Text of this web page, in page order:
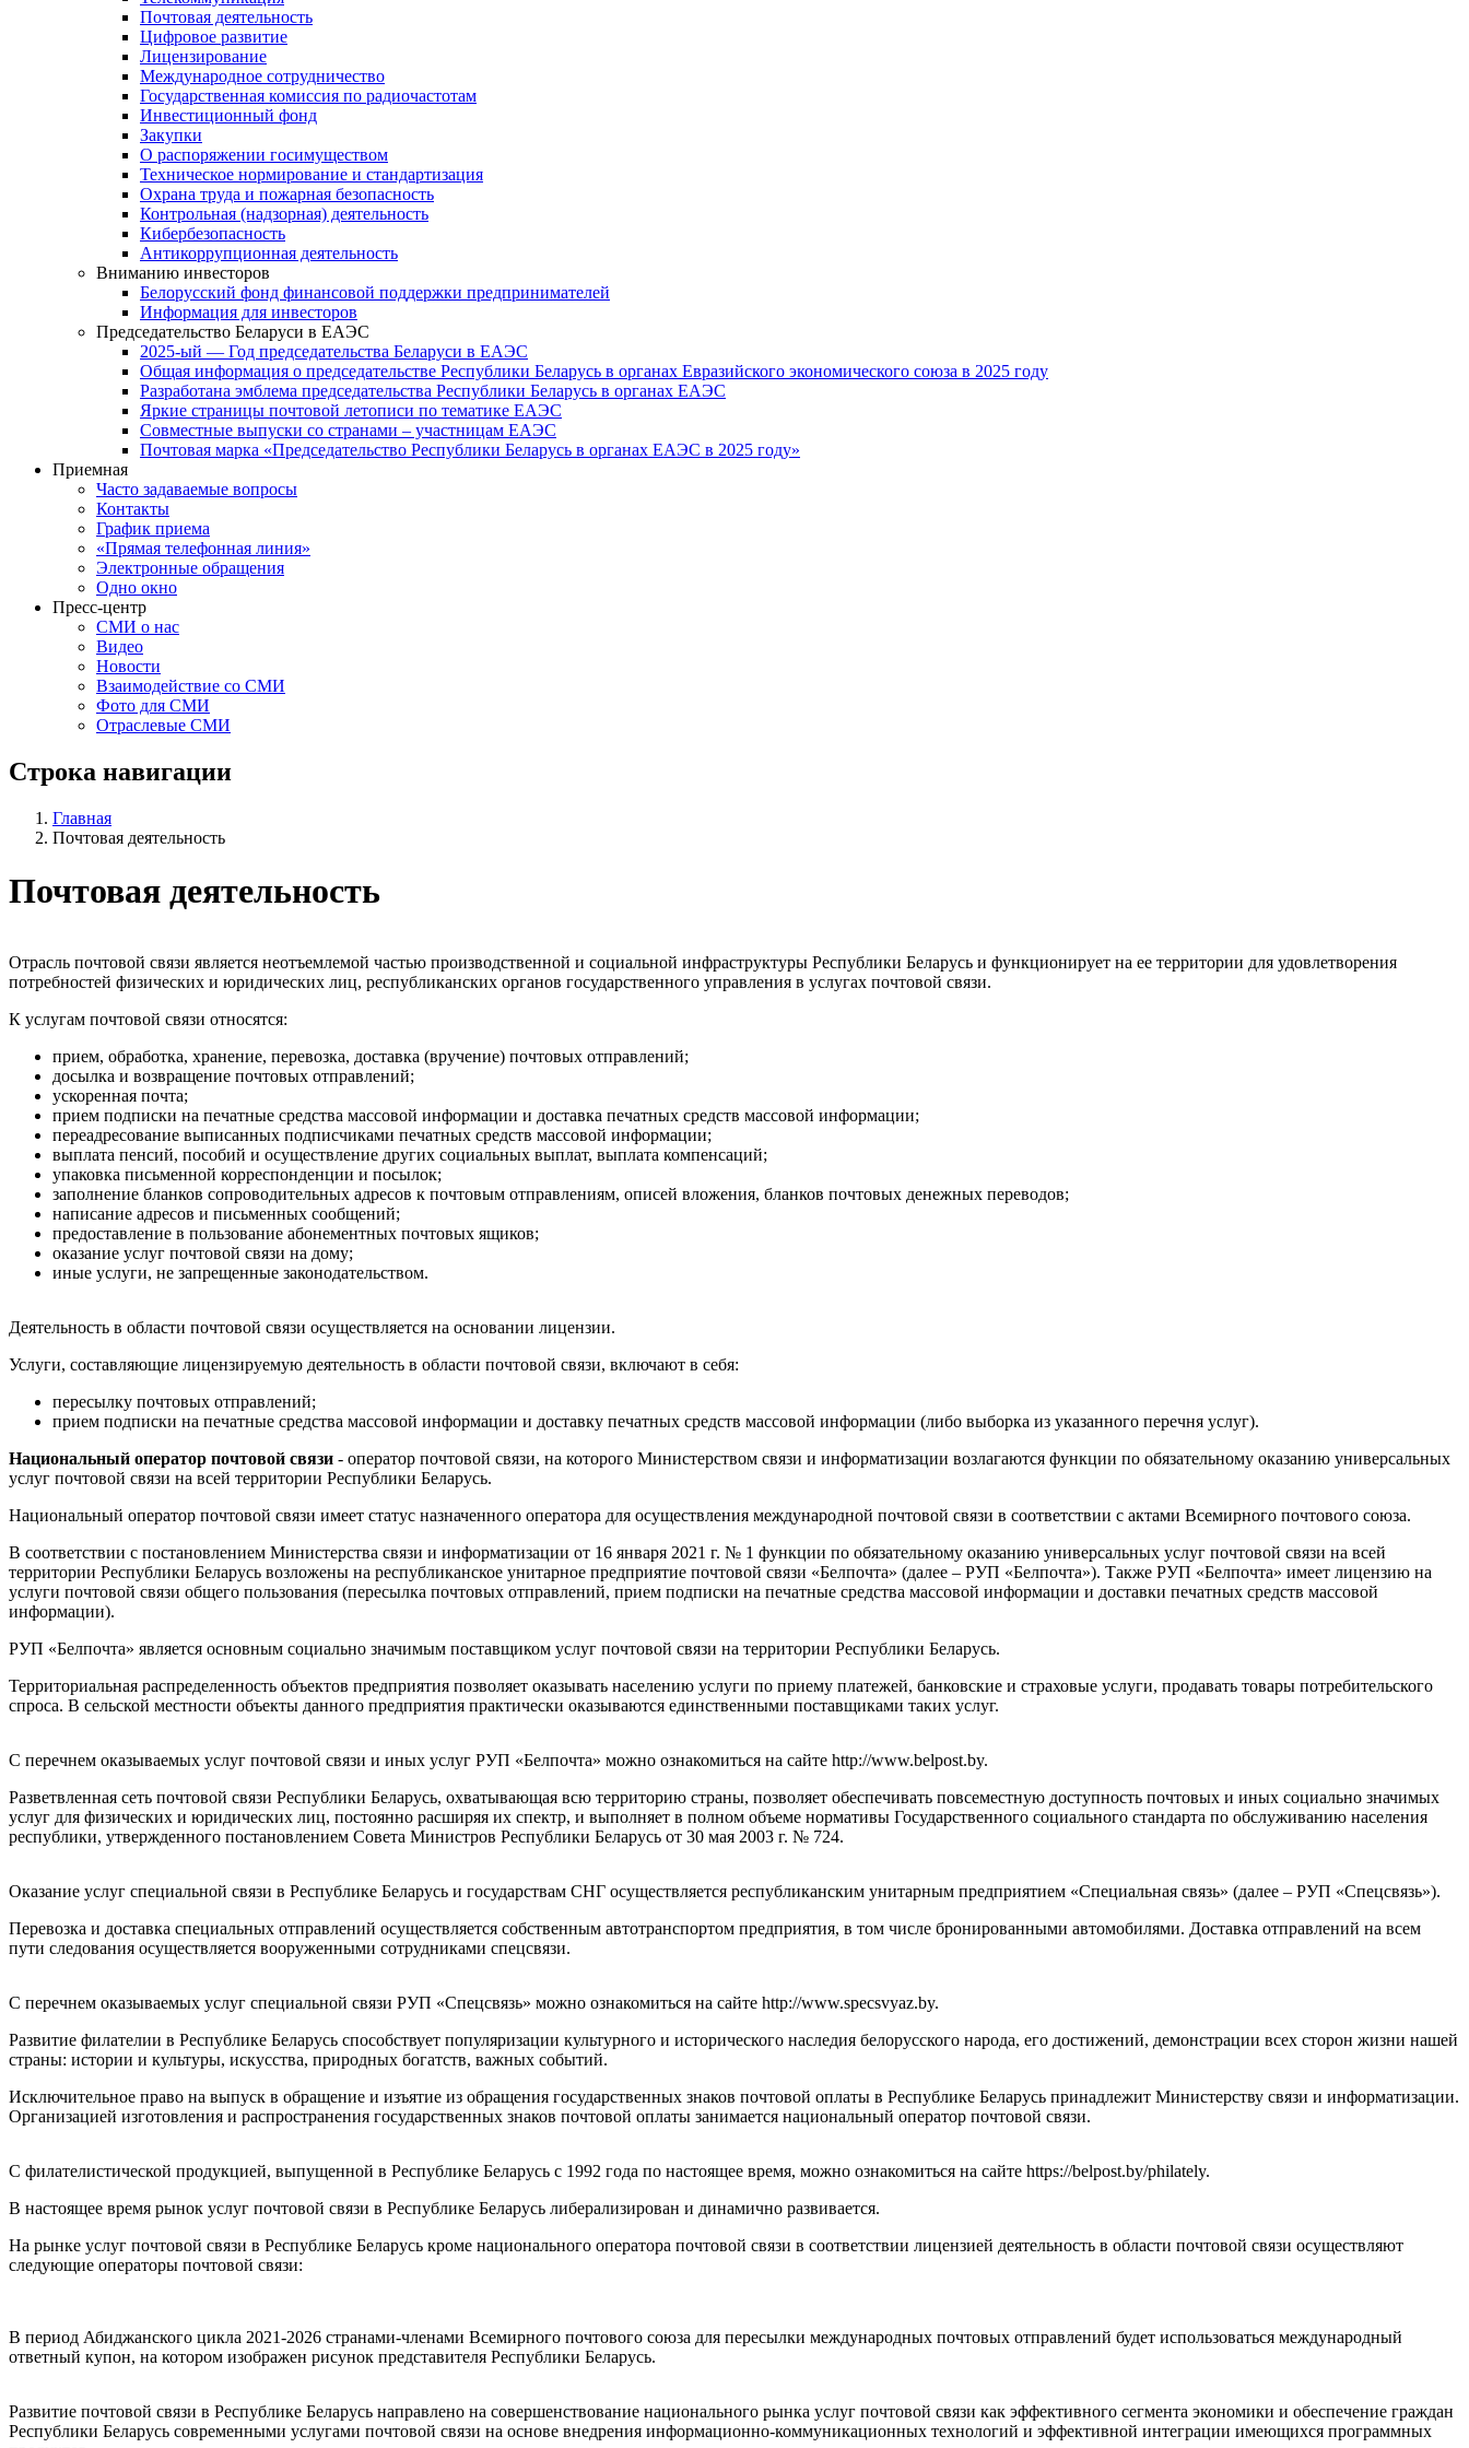
Почтовая деятельность
Цифровое развитие
Лицензирование
Международное сотрудничество
Государственная комиссия по радиочастотам
Инвестиционный фонд
Закупки
О распоряжении госимуществом
Техническое нормирование и стандартизация
Охрана труда и пожарная безопасность
Контрольная (надзорная) деятельность
Кибербезопасность
Антикоррупционная деятельность
Вниманию инвесторов
Белорусский фонд финансовой поддержки предпринимателей
Информация для инвесторов
Председательство Беларуси в ЕАЭС
2025-ый — Год председательства Беларуси в ЕАЭС
Общая информация о председательстве Республики Беларусь в органах Евразийского экономического союза в 2025 году
Разработана эмблема председательства Республики Беларусь в органах ЕАЭС
Яркие страницы почтовой летописи по тематике ЕАЭС
Совместные выпуски со странами – участницам ЕАЭС
Почтовая марка «Председательство Республики Беларусь в органах ЕАЭС в 2025 году»
Приемная
Часто задаваемые вопросы
Контакты
График приема
«Прямая телефонная линия»
Электронные обращения
Одно окно
Пресс-центр
СМИ о нас
Видео
Новости
Взаимодействие со СМИ
Фото для СМИ
Отраслевые СМИ
Строка навигации
Главная
Почтовая деятельность
Почтовая деятельность
Отрасль почтовой связи является неотъемлемой частью производственной и социальной инфраструктуры Республики Беларусь и функционирует на ее территории для удовлетворения
потребностей физических и юридических лиц, республиканских органов государственного управления в услугах почтовой связи.
К услугам почтовой связи относятся:
прием, обработка, хранение, перевозка, доставка (вручение) почтовых отправлений;
досылка и возвращение почтовых отправлений;
ускоренная почта;
прием подписки на печатные средства массовой информации и доставка печатных средств массовой информации;
переадресование выписанных подписчиками печатных средств массовой информации;
выплата пенсий, пособий и осуществление других социальных выплат, выплата компенсаций;
упаковка письменной корреспонденции и посылок;
заполнение бланков сопроводительных адресов к почтовым отправлениям, описей вложения, бланков почтовых денежных переводов;
написание адресов и письменных сообщений;
предоставление в пользование абонементных почтовых ящиков;
оказание услуг почтовой связи на дому;
иные услуги, не запрещенные законодательством.
Деятельность в области почтовой связи осуществляется на основании лицензии.
Услуги, составляющие лицензируемую деятельность в области почтовой связи, включают в себя:
пересылку почтовых отправлений;
прием подписки на печатные средства массовой информации и доставку печатных средств массовой информации (либо выборка из указанного перечня услуг).
Национальный оператор почтовой связи - оператор почтовой связи, на которого Министерством связи и информатизации возлагаются функции по обязательному оказанию универсальных
услуг почтовой связи на всей территории Республики Беларусь.
Национальный оператор почтовой связи имеет статус назначенного оператора для осуществления международной почтовой связи в соответствии с актами Всемирного почтового союза.
В соответствии с постановлением Министерства связи и информатизации от 16 января 2021 г. № 1 функции по обязательному оказанию универсальных услуг почтовой связи на всей
территории Республики Беларусь возложены на республиканское унитарное предприятие почтовой связи «Белпочта» (далее – РУП «Белпочта»). Также РУП «Белпочта» имеет лицензию на
услуги почтовой связи общего пользования (пересылка почтовых отправлений, прием подписки на печатные средства массовой информации и доставки печатных средств массовой
информации).
РУП «Белпочта» является основным социально значимым поставщиком услуг почтовой связи на территории Республики Беларусь.
Территориальная распределенность объектов предприятия позволяет оказывать населению услуги по приему платежей, банковские и страховые услуги, продавать товары потребительского
спроса. В сельской местности объекты данного предприятия практически оказываются единственными поставщиками таких услуг.
С перечнем оказываемых услуг почтовой связи и иных услуг РУП «Белпочта» можно ознакомиться на сайте http://www.belpost.by.
Разветвленная сеть почтовой связи Республики Беларусь, охватывающая всю территорию страны, позволяет обеспечивать повсеместную доступность почтовых и иных социально значимых
услуг для физических и юридических лиц, постоянно расширяя их спектр, и выполняет в полном объеме нормативы Государственного социального стандарта по обслуживанию населения
республики, утвержденного постановлением Совета Министров Республики Беларусь от 30 мая 2003 г. № 724.
Оказание услуг специальной связи в Республике Беларусь и государствам СНГ осуществляется республиканским унитарным предприятием «Специальная связь» (далее – РУП «Спецсвязь»).
Перевозка и доставка специальных отправлений осуществляется собственным автотранспортом предприятия, в том числе бронированными автомобилями. Доставка отправлений на всем
пути следования осуществляется вооруженными сотрудниками спецсвязи.
С перечнем оказываемых услуг специальной связи РУП «Спецсвязь» можно ознакомиться на сайте http://www.specsvyaz.by.
Развитие филателии в Республике Беларусь способствует популяризации культурного и исторического наследия белорусского народа, его достижений, демонстрации всех сторон жизни нашей
страны: истории и культуры, искусства, природных богатств, важных событий.
Исключительное право на выпуск в обращение и изъятие из обращения государственных знаков почтовой оплаты в Республике Беларусь принадлежит Министерству связи и информатизации.
Организацией изготовления и распространения государственных знаков почтовой оплаты занимается национальный оператор почтовой связи.
С филателистической продукцией, выпущенной в Республике Беларусь с 1992 года по настоящее время, можно ознакомиться на сайте https://belpost.by/philately.
В настоящее время рынок услуг почтовой связи в Республике Беларусь либерализирован и динамично развивается.
На рынке услуг почтовой связи в Республике Беларусь кроме национального оператора почтовой связи в соответствии лицензией деятельность в области почтовой связи осуществляют
следующие операторы почтовой связи:
В период Абиджанского цикла 2021-2026 странами-членами Всемирного почтового союза для пересылки международных почтовых отправлений будет использоваться международный
ответный купон, на котором изображен рисунок представителя Республики Беларусь.
Развитие почтовой связи в Республике Беларусь направлено на совершенствование национального рынка услуг почтовой связи как эффективного сегмента экономики и обеспечение граждан
Республики Беларусь современными услугами почтовой связи на основе внедрения информационно-коммуникационных технологий и эффективной интеграции имеющихся программных